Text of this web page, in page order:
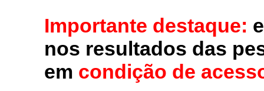
Importante destaque:
nos resultados das
em condição de